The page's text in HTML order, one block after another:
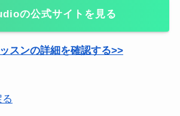
の公式サイトを見る
スンの詳細を確認する>>